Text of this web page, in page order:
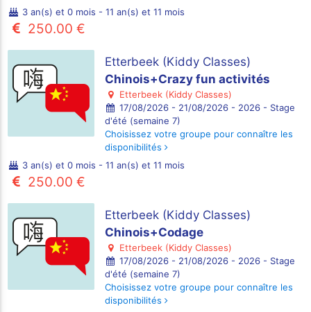
3 an(s) et 0 mois - 11 an(s) et 11 mois
250.00 €
Etterbeek (Kiddy Classes)
Chinois+Crazy fun activités
Etterbeek (Kiddy Classes)
17/08/2026 - 21/08/2026 - 2026 - Stage
d'été (semaine 7)
Choisissez votre groupe pour connaître les
disponibilités
3 an(s) et 0 mois - 11 an(s) et 11 mois
250.00 €
Etterbeek (Kiddy Classes)
Chinois+Codage
Etterbeek (Kiddy Classes)
17/08/2026 - 21/08/2026 - 2026 - Stage
d'été (semaine 7)
Choisissez votre groupe pour connaître les
disponibilités